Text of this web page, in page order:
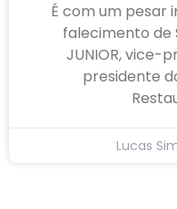
É com um pesar
falecimento de
JUNIOR, vice-
presidente
Lucas